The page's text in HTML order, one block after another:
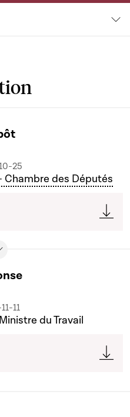
25
Chambre des Députés
11
du Travail